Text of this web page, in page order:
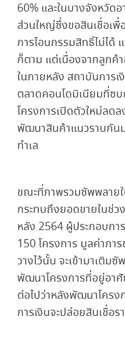
60% และในบางจังหวัด
ส่วนใหญ่ซึ่งขอสินเชื่อเพื่
การโอนกรรมสิทธิ์ไม่ได้
ก็ตาม แต่เนื่องจากลูกค้
ในภายหลัง สถาบันการ
ตลาดคอนโดมิเนียมที่ซบ
โครงการเปิดตัวใหม่ลด
พัฒนาสินค้าแนวราบกัน
ทำเล
ขณะที่ภาพรวมซัพพลาย
กระทบถึงยอดขายในช่
หลัง 2564 ผู้ประกอบกา
150 โครงการ มูลค่ากา
วางไว้นั้น จะเข้ามาเติม
พัฒนาโครงการที่อยู่อา
ต่อไปว่าหลังพัฒนาโครง
การเงินจะปล่อยสินเชื่อ